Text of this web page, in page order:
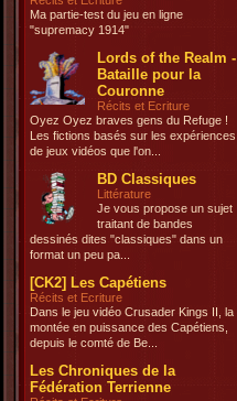
Ma partie-test du jeu en ligne
"supremacy 1914"
Lords of the Realm -
Bataille pour la
Couronne
Récits et Ecriture
Oyez Oyez braves gens du Refuge !
Les fictions basés sur les expériences
de jeux vidéos que l'on...
BD Classiques
Littérature
Je vous propose un sujet
traitant de bandes
dessinés dites "classiques" dans un
format un peu pa...
[CK2] Les Capétiens
Récits et Ecriture
Dans le jeu vidéo Crusader Kings II, la
montée en puissance des Capétiens,
depuis le comté de Be...
Les Chroniques de la
Fédération Terrienne